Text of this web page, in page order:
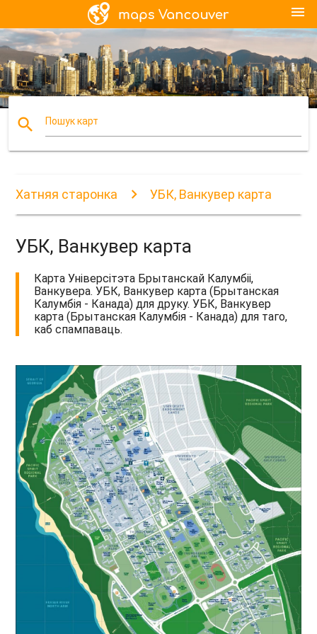
menu
search Пошук карт
Хатняя старонка УБК, Ванкувер карта
УБК, Ванкувер карта
Карта Універсітэта Брытанскай Калумбіі,
Ванкувера. УБК, Ванкувер карта (Брытанская
Калумбія - Канада) для друку. УБК, Ванкувер
карта (Брытанская Калумбія - Канада) для таго,
каб спампаваць.